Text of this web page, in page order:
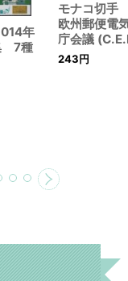
年
7種
モナコ切
欧州郵便電
庁会議
243円